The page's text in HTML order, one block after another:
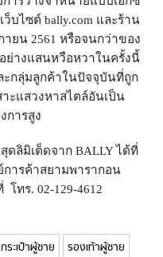
บไซต์ bally.com และร้าน
ยน 2561 หรือจนกว่าของ
ย่างแสนหวือหวาในครั้งนี้
กลุ่มลูกค้าในปัจจุบันที่ถูก
ะแสวงหาสไตล์อันเป็น
การสูง
เต็ดจาก BALLY ได้ที่
การค้าสยามพารากอน
ทร. 02-129-4612
กระเป๋าผู้ชาย รองเท้าผู้ชาย